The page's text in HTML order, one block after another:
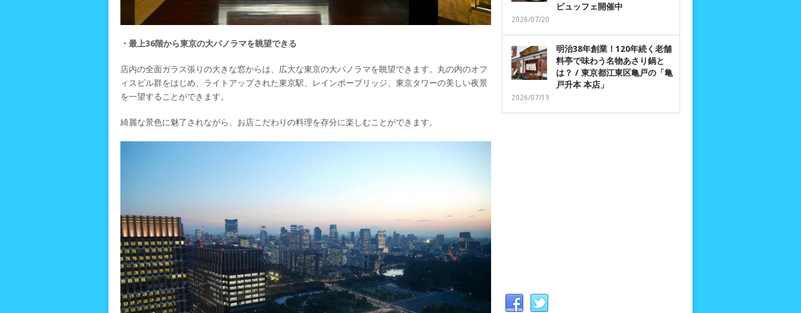
・最上36階から東京の大パノラマを眺望できる
店内の全面ガラス張りの大きな窓からは、広大な東京の大パノラマを眺望できます。丸の内のオフ
ィスビル群をはじめ、ライトアップされた東京駅、レインボーブリッジ、東京タワーの美しい夜景
を一望することができます。
綺麗な景色に魅了されながら、お店こだわりの料理を存分に楽しむことができます。
ビュッフェ開催中
2026/07/20
明治38年創業！120年続く老舗
料亭で味わう名物あさり鍋と
は？ / 東京都江東区亀戸の「亀
戸升本 本店」
2026/07/19